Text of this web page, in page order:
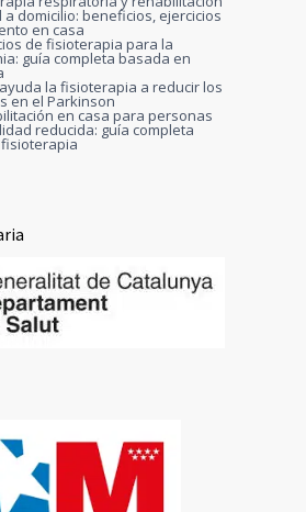
domicilio: beneficios, ejercicios
en casa
de fisioterapia para la
guía completa basada en
la fisioterapia a reducir los
en el Parkinson
en casa para personas
reducida: guía completa